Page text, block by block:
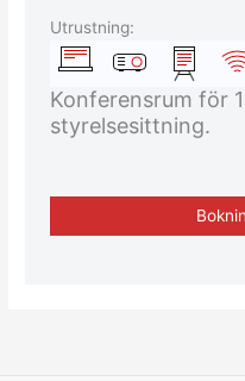
Utrustning:
Konferensrum för
styrelsesittning.